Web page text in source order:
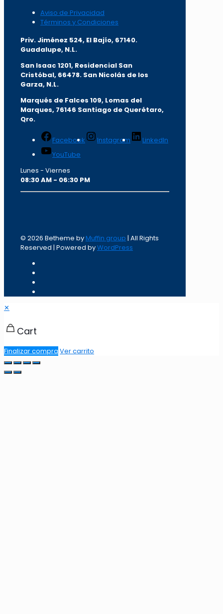
Aviso de Privacidad
Términos y Condiciones
Priv. Jiménez 524, El Bajío, 67140.
Guadalupe, N.L.
San Isaac 1201, Residencial San
Cristóbal, 66478. San Nicolás de los
Garza, N.L.
Marqués de Falces 109, Lomas del
Marques, 76146 Santiago de Querétaro,
Qro.
Facebook Instagram
LinkedIn
YouTube
Lunes - Viernes
08:30 AM - 06:30 PM
© 2026 Betheme by Muffin group | All Rights
Reserved | Powered byWordPress
✕
Cart
Finalizar compra Ver carrito